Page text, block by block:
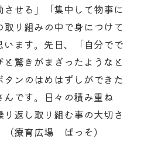
せる」「集中して物事に
り組みの中で身につけて
ます。先日、「自分でで
驚きがまざったようなと
ンのはめはずしができた
です。日々の積み重ね
返し取り組む事の大切さ
（療育広場 ぱっそ）